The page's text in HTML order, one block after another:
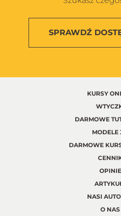
SPRAWDŹ
KURSY
DARMOWE
MODELE
DARMOWE
OPINIE
NASI
O NAS